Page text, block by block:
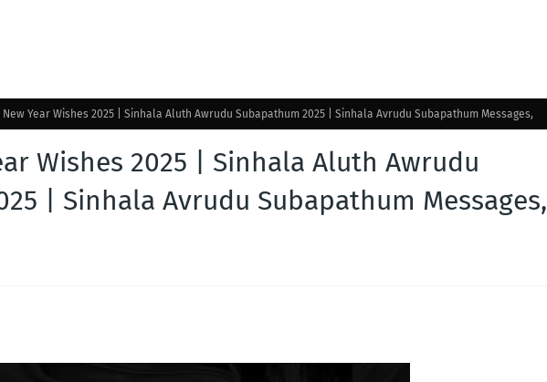
Year Wishes 2025 | Sinhala Aluth Awrudu Subapathum 2025 | Sinhala Avrudu Subapathum Messages,
Wishes 2025 | Sinhala Aluth Awrudu
| Sinhala Avrudu Subapathum Messages,